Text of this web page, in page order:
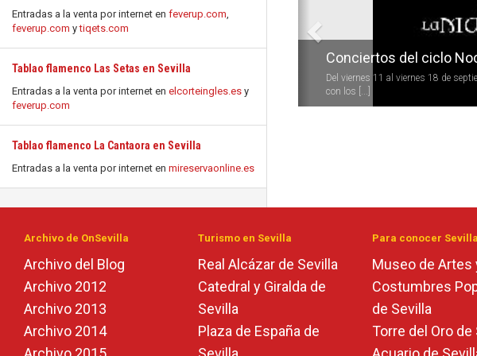
Entradas a la venta por internet en feverup.com,
feverup.com ytiqets.com
Tablao flamenco Las Setas en Sevilla
Entradas a la venta por internet en elcorteingles.es y
feverup.com
Tablao flamenco La Cantaora en Sevilla
Entradas a la venta por internet en mireservaonline.es
Conciertos del ciclo
Del viernes 11 al viernes 18 de
con los [...]
Archivo de OnSevilla
Archivo del Blog
Archivo 2012
Archivo 2013
Archivo 2014
Turismo en Sevilla
Real Alcázar de Sevilla
Catedral y Giralda de
Sevilla
Plaza de España de
Para conocer Sevilla
Museo de Artes
Costumbres
de Sevilla
Torre del Oro de